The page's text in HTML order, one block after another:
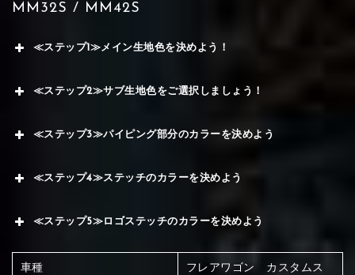
MM32S / MM42S
≪ステップ1≫メイン生地色を決めよう！
≪ステップ2≫サブ生地色をご選択しましょう！
≪ステップ3≫パイピング部分のカラーを決めよう
≪ステップ4≫ステッチのカラーを決めよう
≪ステップ5≫ロゴステッチのカラーを決めよう
車種
フレアワゴン カスタムス